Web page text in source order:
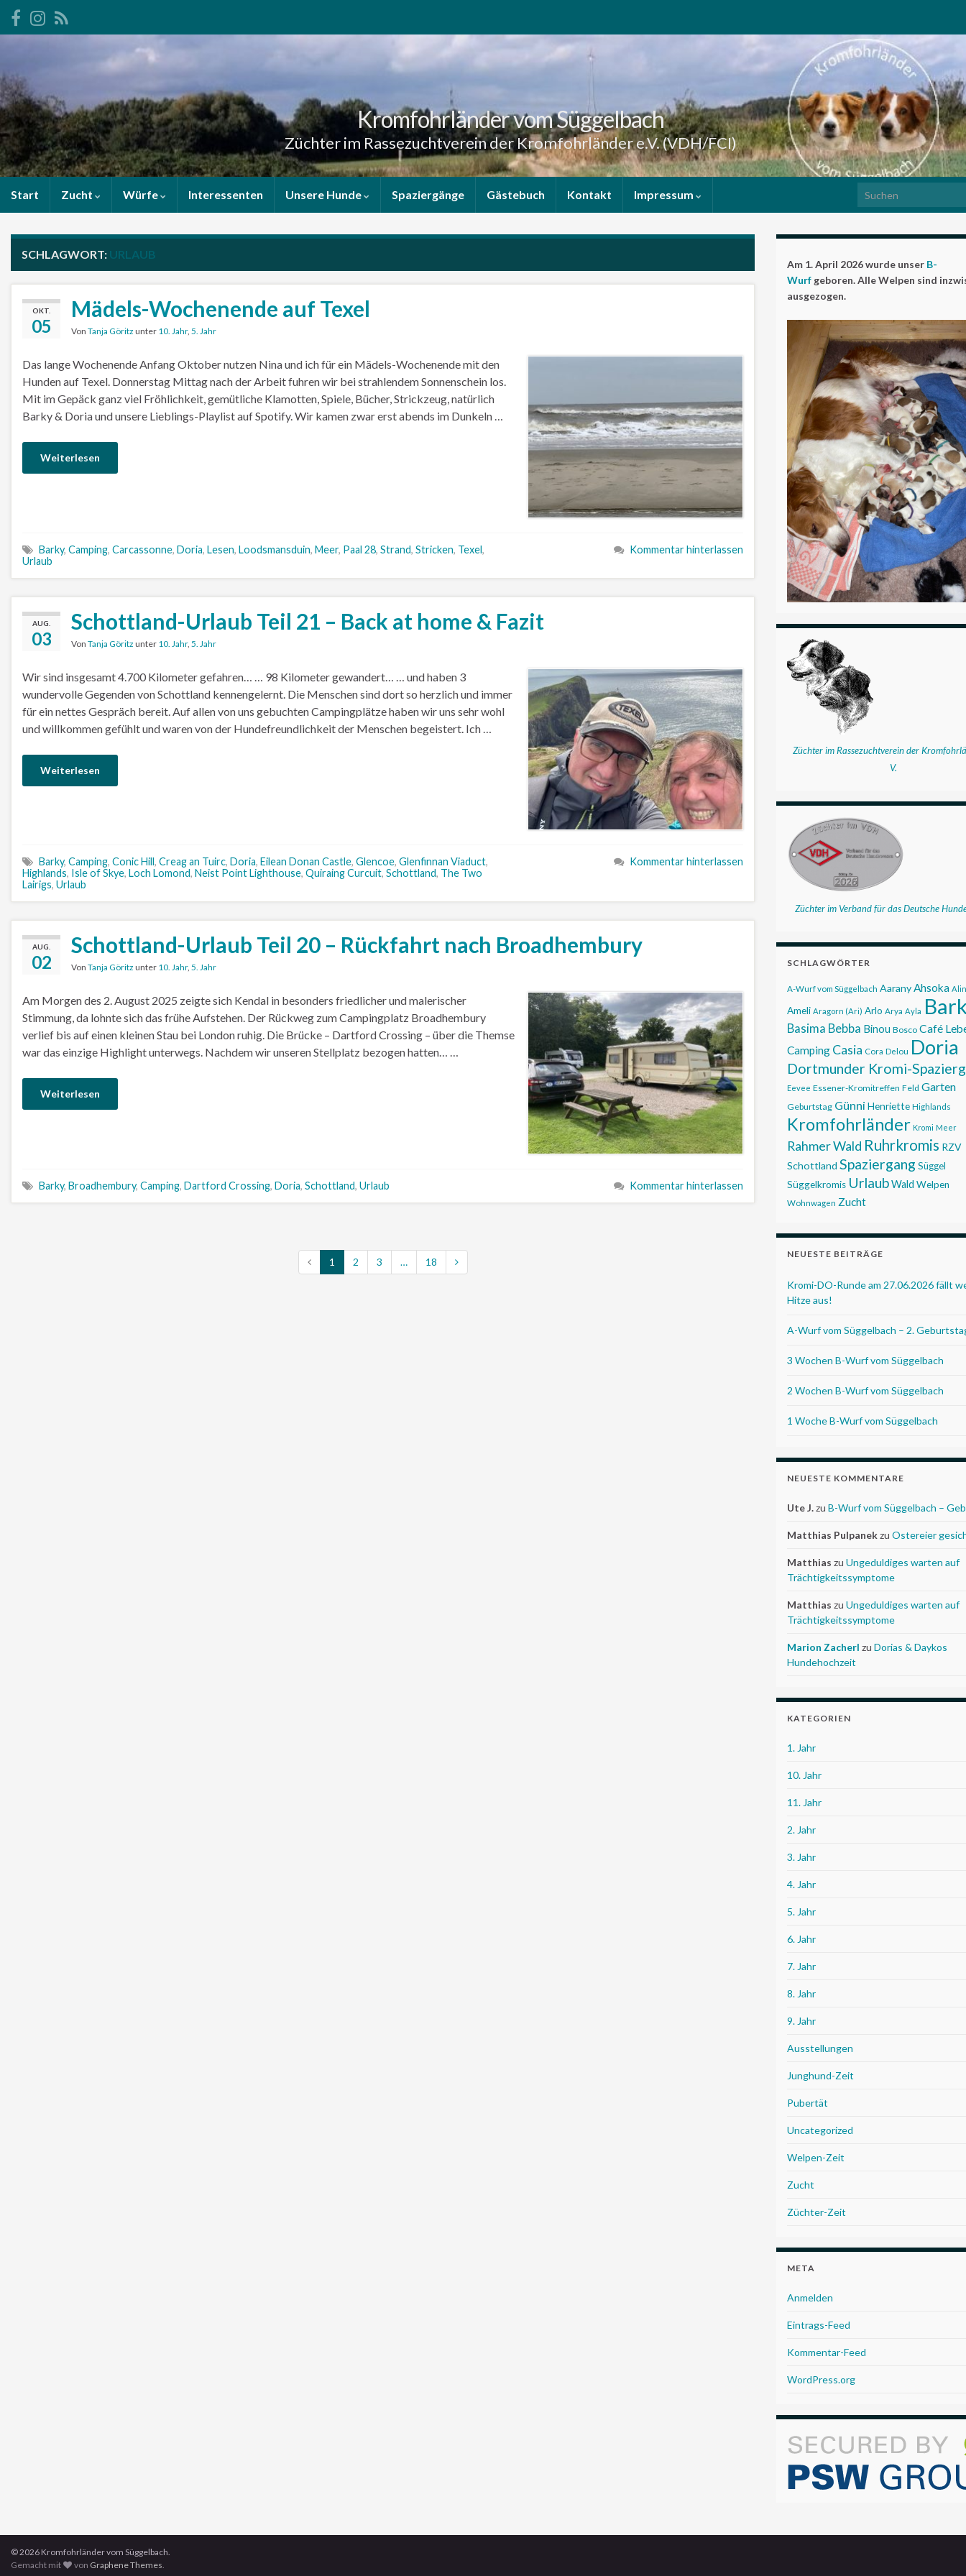
Kromfohrländer vom Süggelbach
Züchter im Rassezuchtverein der Kromfohrländer e.V. (VDH/FCI)
Start Zucht Würfe Interessenten Unsere Hunde Spaziergänge Gästebuch Kontakt Impressum Search for:
SCHLAGWORT: URLAUB
OKT.
05
Mädels-Wochenende auf Texel
Von Tanja Göritz unter 10. Jahr, 5. Jahr
Das lange Wochenende Anfang Oktober nutzen Nina und ich für ein Mädels-Wochenende mit den
Hunden auf Texel. Donnerstag Mittag nach der Arbeit fuhren wir bei strahlendem Sonnenschein los.
Mit im Gepäck ganz viel Fröhlichkeit, gemütliche Klamotten, Spiele, Bücher, Strickzeug, natürlich
Barky & Doria und unsere Lieblings-Playlist auf Spotify. Wir kamen zwar erst abends im Dunkeln …
Weiterlesen
Barky, Camping, Carcassonne, Doria, Lesen, Loodsmansduin, Meer, Paal 28, Strand, Stricken, Texel,
Urlaub
Kommentar hinterlassen
AUG.
03
Schottland-Urlaub Teil 21 – Back at home & Fazit
Von Tanja Göritz unter 10. Jahr, 5. Jahr
Wir sind insgesamt 4.700 Kilometer gefahren… … 98 Kilometer gewandert… … und haben 3
wundervolle Gegenden von Schottland kennengelernt. Die Menschen sind dort so herzlich und immer
für ein nettes Gespräch bereit. Auf allen von uns gebuchten Campingplätze haben wir uns sehr wohl
und willkommen gefühlt und waren von der Hundefreundlichkeit der Menschen begeistert. Ich …
Weiterlesen
Barky, Camping, Conic Hill, Creag an Tuirc, Doria, Eilean Donan Castle, Glencoe, Glenfinnan Viaduct,
Highlands, Isle of Skye, Loch Lomond, Neist Point Lighthouse, Quiraing Curcuit, Schottland, The Two
Lairigs, Urlaub
Kommentar hinterlassen
AUG.
02
Schottland-Urlaub Teil 20 – Rückfahrt nach Broadhembury
Von Tanja Göritz unter 10. Jahr, 5. Jahr
Am Morgen des 2. August 2025 zeigte sich Kendal in besonders friedlicher und malerischer
Stimmung, da lohnte sich das frühe Aufstehen. Der Rückweg zum Campingplatz Broadhembury
verlief bis auf einen kleinen Stau bei London ruhig. Die Brücke – Dartford Crossing – über die Themse
war das einzige Highlight unterwegs. Nachdem wir unseren Stellplatz bezogen hatten… …
Weiterlesen
Barky, Broadhembury, Camping, Dartford Crossing, Doria, Schottland, Urlaub Kommentar hinterlassen
1 2 3 … 18
Am 1. April 2026 wurde unser B-
Wurf geboren. Alle Welpen sind
ausgezogen.
Züchter im Rassezuchtverein der
V.
Züchter im Verband für das Deutsche
SCHLAGWÖRTER
A-Wurf vom Süggelbach Aarany Ahsoka
Ameli Aragorn (Ari) Arlo Arya Ayla
Basima Bebba Binou Bosco Café
Camping Casia Cora Delou Doria
Dortmunder Kromi-
Eevee Essener-Kromitreffen Feld Garten
Geburtstag Günni Henriette Highlands
Kromfohrländer Kromi Meer
Rahmer Wald Ruhrkromis RZV
Schottland Spaziergang Süggel
Süggelkromis UrlaubWald Welpen
Wohnwagen Zucht
NEUESTE BEITRÄGE
Kromi-DO-Runde am 27.06.2026 fällt
Hitze aus!
A-Wurf vom Süggelbach – 2.
3 Wochen B-Wurf vom Süggelbach
2 Wochen B-Wurf vom Süggelbach
1 Woche B-Wurf vom Süggelbach
NEUESTE KOMMENTARE
Ute J.zu B-Wurf vom Süggelbach –
Matthias Pulpanekzu Ostereier
Matthias zu Ungeduldiges warten auf
Trächtigkeitssymptome
Matthias zu Ungeduldiges warten auf
Trächtigkeitssymptome
Marion Zacherl zu Dorias & Daykos
Hundehochzeit
KATEGORIEN
1. Jahr
10. Jahr
11. Jahr
2. Jahr
3. Jahr
4. Jahr
5. Jahr
6. Jahr
7. Jahr
8. Jahr
9. Jahr
Ausstellungen
Junghund-Zeit
Pubertät
Uncategorized
Welpen-Zeit
Zucht
Züchter-Zeit
META
Anmelden
Eintrags-Feed
Kommentar-Feed
WordPress.org
© 2026 Kromfohrländer vom Süggelbach.
Gemacht mit
von Graphene Themes